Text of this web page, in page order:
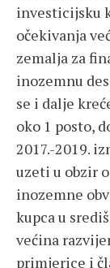
investicijsku
očekivanja
zemalja za
inozemnu
se i dalje
oko 1 posto,
2017.-2019.
uzeti u obzir
inozemne
kupca u
većina
primjerice i